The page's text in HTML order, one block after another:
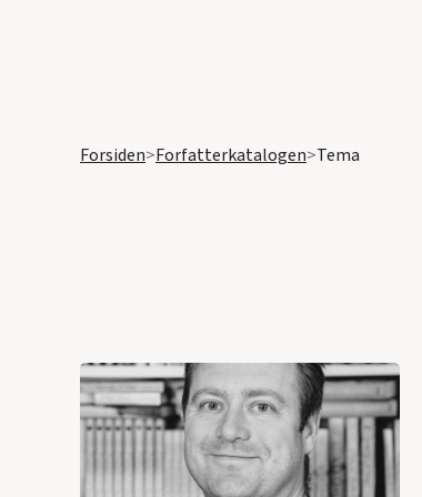
Forsiden>Forfatterkatalogen>Tema